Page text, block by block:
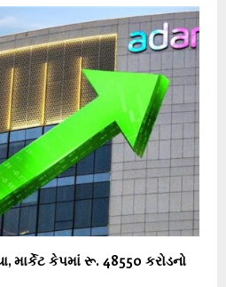
કેપમાં રૂ. 48550 કરોડનો